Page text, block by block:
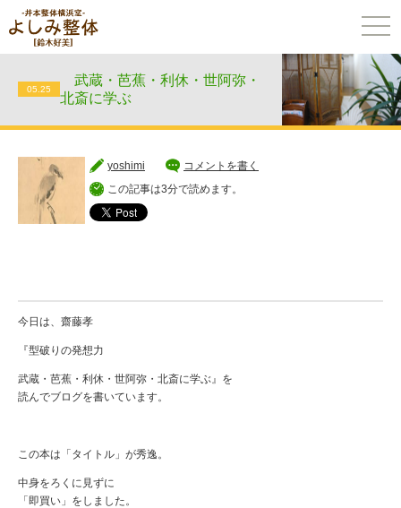
05.25
武蔵・芭蕉・利休・世阿弥・
北斎に学ぶ
yoshimi
コメントを書く
この記事は3分で読めます。
今日は、齋藤孝
『型破りの発想力
武蔵・芭蕉・利休・世阿弥・北斎に学ぶ』を
読んでブログを書いています。
この本は「タイトル」が秀逸。
中身をろくに見ずに
「即買い」をしました。